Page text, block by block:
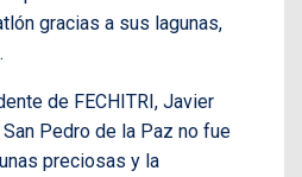
gracias a sus lagunas,
de FECHITRI, Javier
Pedro de la Paz no fue
preciosas y la